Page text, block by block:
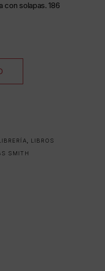
con solapas. 186
, LIBROS
SMITH